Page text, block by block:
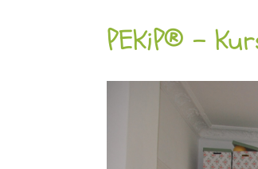
PEKiP® –